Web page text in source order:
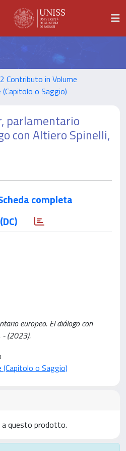
2 Contributo in Volume
o Saggio)
parlamentario
con Altiero Spinelli,
completa
europeo. El diálogo con
- (2023).
o Saggio)
questo prodotto.